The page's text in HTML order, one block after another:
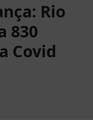
Rio
830
Covid